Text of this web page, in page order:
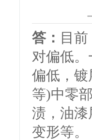
答： 目
对偏低
偏低，
等)中零
渍，油
变形等。